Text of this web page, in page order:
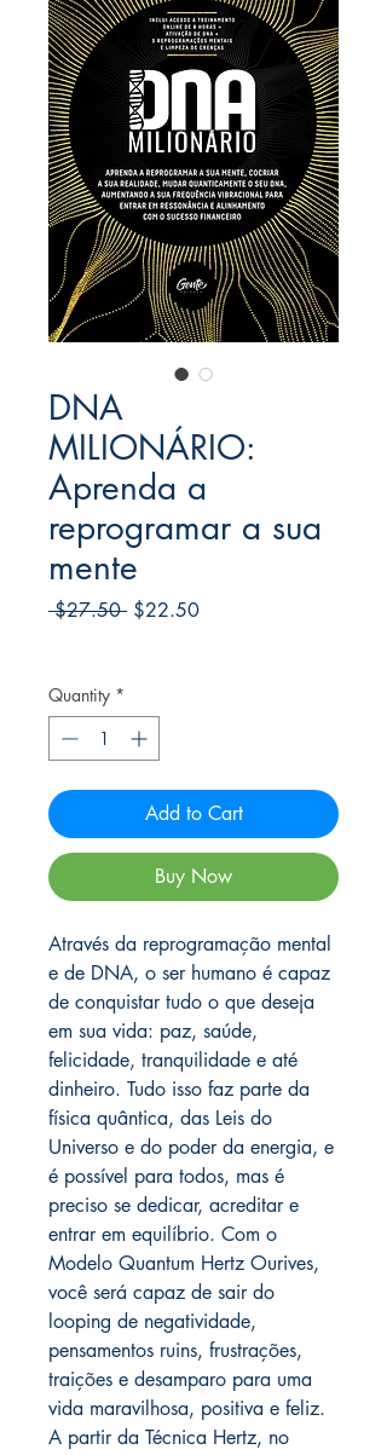
DNA
MILIONÁRIO:
Aprenda a
reprogramar a sua
mente
$27.50 Regular
$22.50Sale
Quantity *
Add to Cart
Buy Now
Através da reprogramação mental
e de DNA, o ser humano é capaz
de conquistar tudo o que deseja
em sua vida: paz, saúde,
felicidade, tranquilidade e até
dinheiro. Tudo isso faz parte da
física quântica, das Leis do
Universo e do poder da energia, e
é possível para todos, mas é
preciso se dedicar, acreditar e
entrar em equilíbrio. Com o
Modelo Quantum Hertz Ourives,
você será capaz de sair do
looping de negatividade,
pensamentos ruins, frustrações,
traições e desamparo para uma
vida maravilhosa, positiva e feliz.
A partir da Técnica Hertz, no